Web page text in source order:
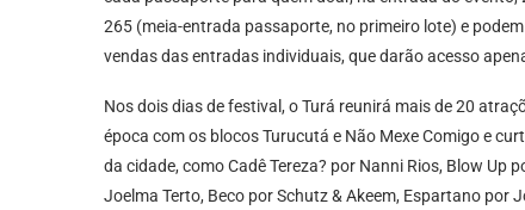
265 (meia-entrada passaporte, no primeiro lote) e
vendas das entradas individuais, que darão acesso
Nos dois dias de festival, o Turá reunirá mais de 20
época com os blocos Turucutá e Não Mexe Comigo e
da cidade, como Cadê Tereza? por Nanni Rios, Blow Up
Joelma Terto, Beco por Schutz & Akeem, Espartano por